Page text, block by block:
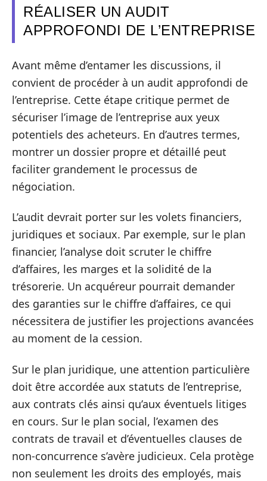
RÉALISER UN AUDIT
APPROFONDI DE L’ENTREPRISE
Avant même d’entamer les discussions, il
convient de procéder à un audit approfondi de
l’entreprise. Cette étape critique permet de
sécuriser l’image de l’entreprise aux yeux
potentiels des acheteurs. En d’autres termes,
montrer un dossier propre et détaillé peut
faciliter grandement le processus de
négociation.
L’audit devrait porter sur les volets financiers,
juridiques et sociaux. Par exemple, sur le plan
financier, l’analyse doit scruter le chiffre
d’affaires, les marges et la solidité de la
trésorerie. Un acquéreur pourrait demander
des garanties sur le chiffre d’affaires, ce qui
nécessitera de justifier les projections avancées
au moment de la cession.
Sur le plan juridique, une attention particulière
doit être accordée aux statuts de l’entreprise,
aux contrats clés ainsi qu’aux éventuels litiges
en cours. Sur le plan social, l’examen des
contrats de travail et d’éventuelles clauses de
non-concurrence s’avère judicieux. Cela protège
non seulement les droits des employés, mais